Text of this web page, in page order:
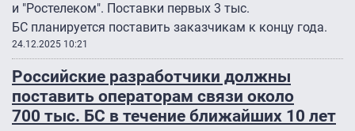
и "Ростелеком". Поставки первых 3 тыс.
БС планируется поставить заказчикам к концу года.
24.12.2025 10:21
Российские разработчики должны
поставить операторам связи около
700 тыс. БС в течение ближайших 10 лет